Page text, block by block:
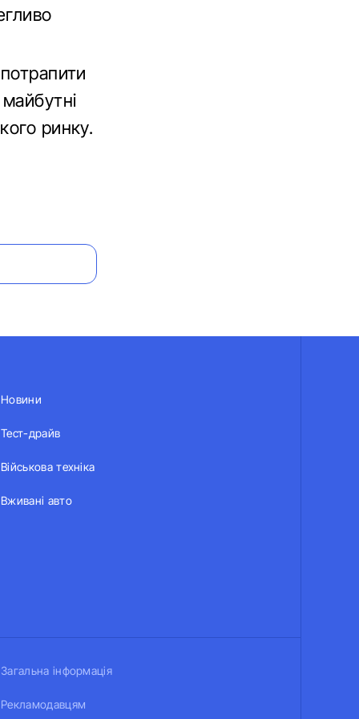
ринку.
Новини
Тест-драйв
Військова техніка
Вживані авто
Загальна інформація
Рекламодавцям